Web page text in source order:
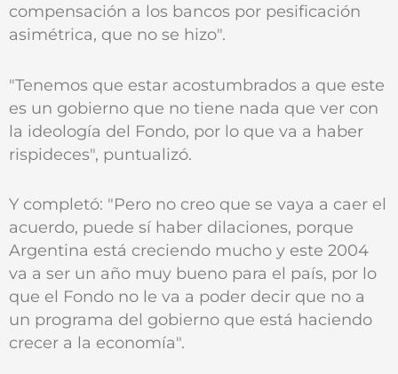
compensación a los bancos por pesificación
asimétrica, que no se hizo".
"Tenemos que estar acostumbrados a que este
es un gobierno que no tiene nada que ver con
la ideología del Fondo, por lo que va a haber
rispideces", puntualizó.
Y completó: "Pero no creo que se vaya a caer el
acuerdo, puede sí haber dilaciones, porque
Argentina está creciendo mucho y este 2004
va a ser un año muy bueno para el país, por lo
que el Fondo no le va a poder decir que no a
un programa del gobierno que está haciendo
crecer a la economía".